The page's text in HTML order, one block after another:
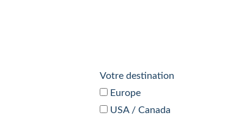
Votre destination
Europe
USA / Canada